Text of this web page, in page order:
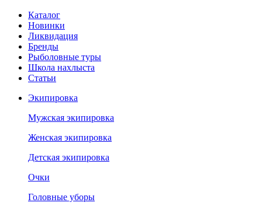
Каталог
Новинки
Ликвидация
Бренды
Рыболовные туры
Школа нахлыста
Статьи
Экипировка
Мужская экипировка
Женская экипировка
Детская экипировка
Очки
Головные уборы